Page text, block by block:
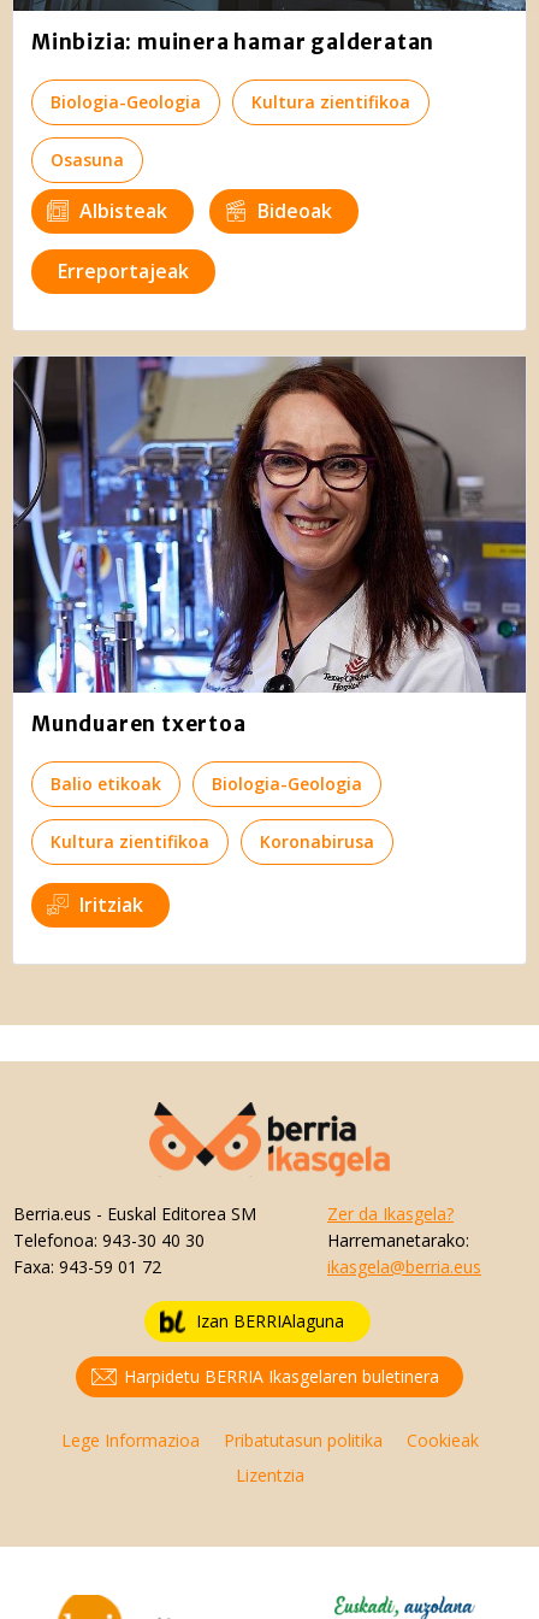
and set your preferences in thedetails section.
Webgune honek cookie propioak eta hirugarrenen cookie-
fitxategiak erabiltzen ditu. Zure esperientzia eta
zerbitzuak hobetzeko asmoz, cookie teknologiaz
baliatzen gara. Ohar hau onartuz gero, teknologia hori
erabiltzeko baimen esplizitua ematen diguzu.
irakurri
Minbizia: muinera hamar galderatan
Biologia-Geologia Kultura zientifikoa
Osasuna
Albisteak Bideoak
Erreportajeak
Munduaren txertoa
Balio etikoak Biologia-Geologia
Kultura zientifikoa Koronabirusa
Iritziak
Berria.eus - Euskal Editorea SM
Telefonoa: 943-30 40 30
Faxa: 943-59 01 72
Zer da Ikasgela?
Harremanetarako:
ikasgela@berria.eus
Izan BERRIAlaguna
Harpidetu BERRIA Ikasgelaren buletinera
Lege Informazioa Pribatutasun politika
Cookieak
Lizentzia